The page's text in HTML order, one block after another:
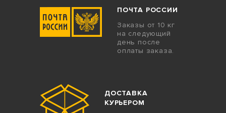
ПОЧТА РОССИИ
Заказы от 10 кг
на следующий
день после
оплаты заказа.
ДОСТАВКА
КУРЬЕРОМ